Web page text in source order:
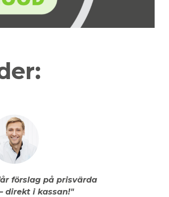
förslag på prisvärda
direkt i kassan!"